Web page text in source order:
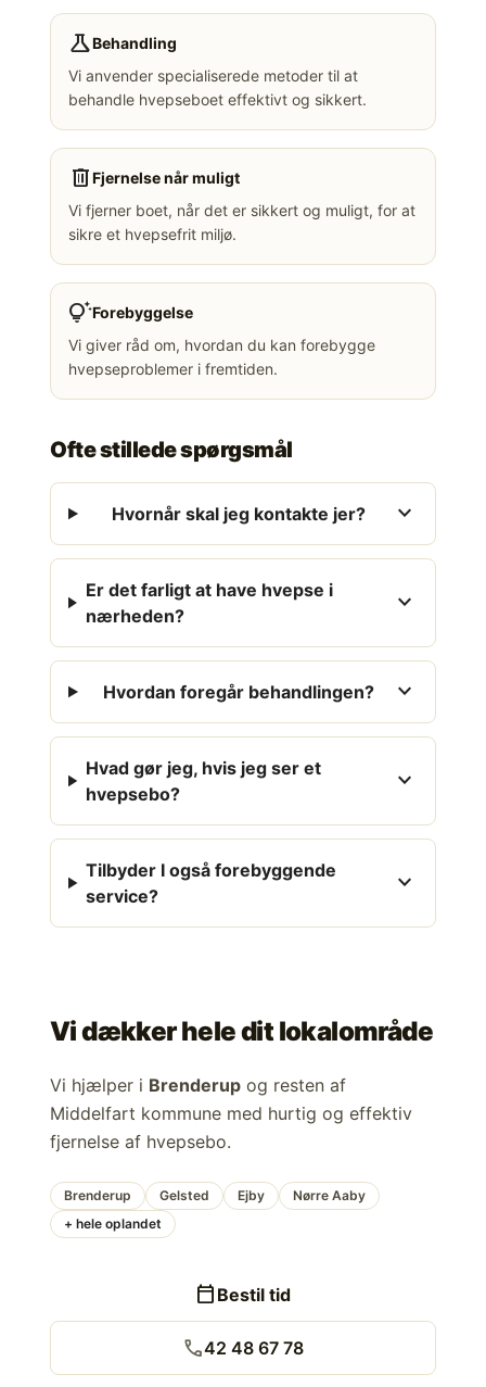
scienceBehandling
Vi anvender specialiserede metoder til at
behandle hvepseboet effektivt og sikkert.
deleteFjernelse når muligt
Vi fjerner boet, når det er sikkert og muligt, for at
sikre et hvepsefrit miljø.
tips_and_updatesForebyggelse
Vi giver råd om, hvordan du kan forebygge
hvepseproblemer i fremtiden.
Ofte stillede spørgsmål
Hvornår skal jeg kontakte jer? expand_more
Er det farligt at have hvepse i
nærheden?
expand_more
Hvordan foregår behandlingen? expand_more
Hvad gør jeg, hvis jeg ser et
hvepsebo?
expand_more
Tilbyder I også forebyggende
service?
expand_more
Vi dækker hele dit lokalområde
Vi hjælper i Brenderup og resten af
Middelfart kommune med hurtig og effektiv
fjernelse af hvepsebo.
Brenderup Gelsted Ejby
Nørre Aaby
+ hele oplandet
calendar_today Bestil tid
call42 48 67 78